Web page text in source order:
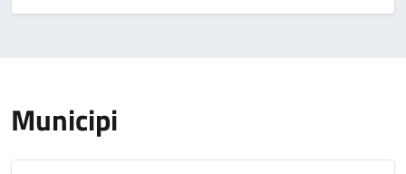
Municipi